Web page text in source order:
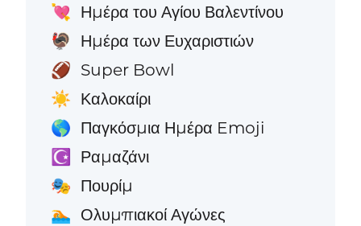
💘 Ημέρα του Αγίου Βαλεντίνου
🦃 Ημέρα των Ευχαριστιών
🏈 Super Bowl
☀️ Καλοκαίρι
🌎 Παγκόσμια Ημέρα Emoji
☪️ Ραμαζάνι
🎭 Πουρίμ
🏊 Ολυμπιακοί Αγώνες